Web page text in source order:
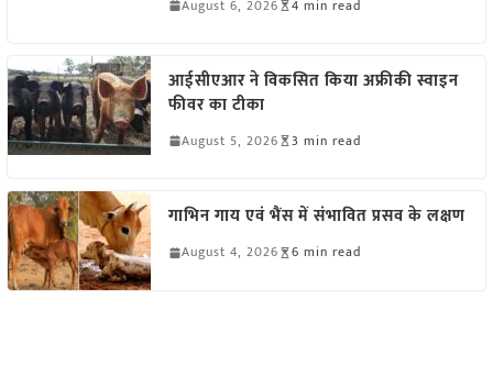
August 6, 2026 4 min read
आईसीएआर ने विकसित किया अफ्रीकी स्वाइन
फीवर का टीका
August 5, 2026 3 min read
गाभिन गाय एवं भैंस में संभावित प्रसव के लक्षण
August 4, 2026 6 min read